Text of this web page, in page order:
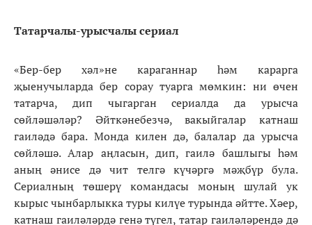
Татарчалы-урысчалы сериал
«Бер-бер хәл»не караганнар һәм карарга
җыенучыларда бер сорау туарга мөмкин: ни өчен
татарча, дип чыгарган сериалда да урысча
сөйләшәләр? Әйткәнебезчә, вакыйгалар катнаш
гаиләдә бара. Монда килен дә, балалар да урысча
сөйләшә. Алар аңласын, дип, гаилә башлыгы һәм
аның әнисе дә чит телгә күчәргә мәҗбүр була.
Сериалның төшерү командасы моның шулай ук
кырыс чынбарлыкка туры килүе турында әйтте. Хәер,
катнаш гаиләләрдә генә түгел, татар гаиләләрендә дә